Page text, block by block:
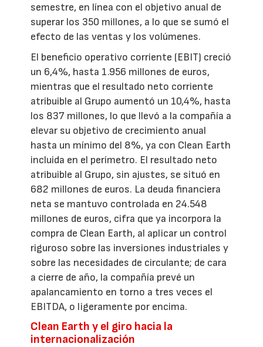
semestre, en línea con el objetivo anual de
superar los 350 millones, a lo que se sumó el
efecto de las ventas y los volúmenes.
El beneficio operativo corriente (EBIT) creció
un 6,4%, hasta 1.956 millones de euros,
mientras que el resultado neto corriente
atribuible al Grupo aumentó un 10,4%, hasta
los 837 millones, lo que llevó a la compañía a
elevar su objetivo de crecimiento anual
hasta un mínimo del 8%, ya con Clean Earth
incluida en el perímetro. El resultado neto
atribuible al Grupo, sin ajustes, se situó en
682 millones de euros. La deuda financiera
neta se mantuvo controlada en 24.548
millones de euros, cifra que ya incorpora la
compra de Clean Earth, al aplicar un control
riguroso sobre las inversiones industriales y
sobre las necesidades de circulante; de cara
a cierre de año, la compañía prevé un
apalancamiento en torno a tres veces el
EBITDA, o ligeramente por encima.
Clean Earth y el giro hacia la
internacionalización